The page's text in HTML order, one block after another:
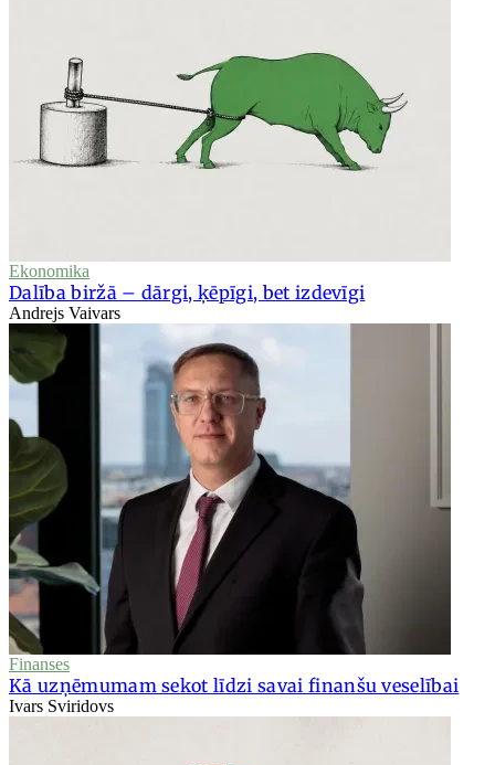
Ekonomika
Dalība biržā – dārgi, ķēpīgi, bet izdevīgi
Andrejs Vaivars
Finanses
Kā uzņēmumam sekot līdzi savai finanšu veselībai
Ivars Sviridovs